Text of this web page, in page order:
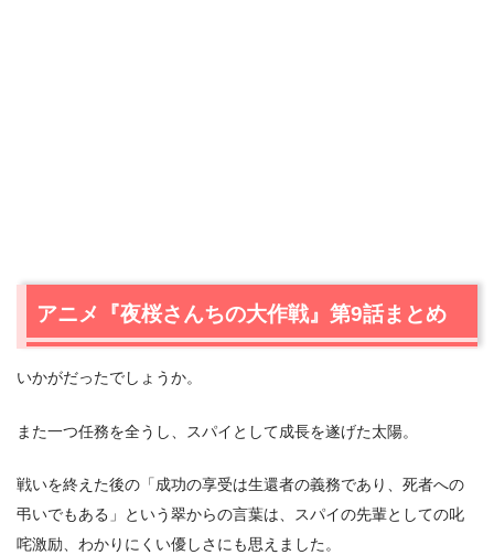
アニメ『夜桜さんちの大作戦』第9話まとめ
いかがだったでしょうか。
また一つ任務を全うし、スパイとして成長を遂げた太陽。
戦いを終えた後の「成功の享受は生還者の義務であり、死者への
弔いでもある」という翠からの言葉は、スパイの先輩としての叱
咤激励、わかりにくい優しさにも思えました。